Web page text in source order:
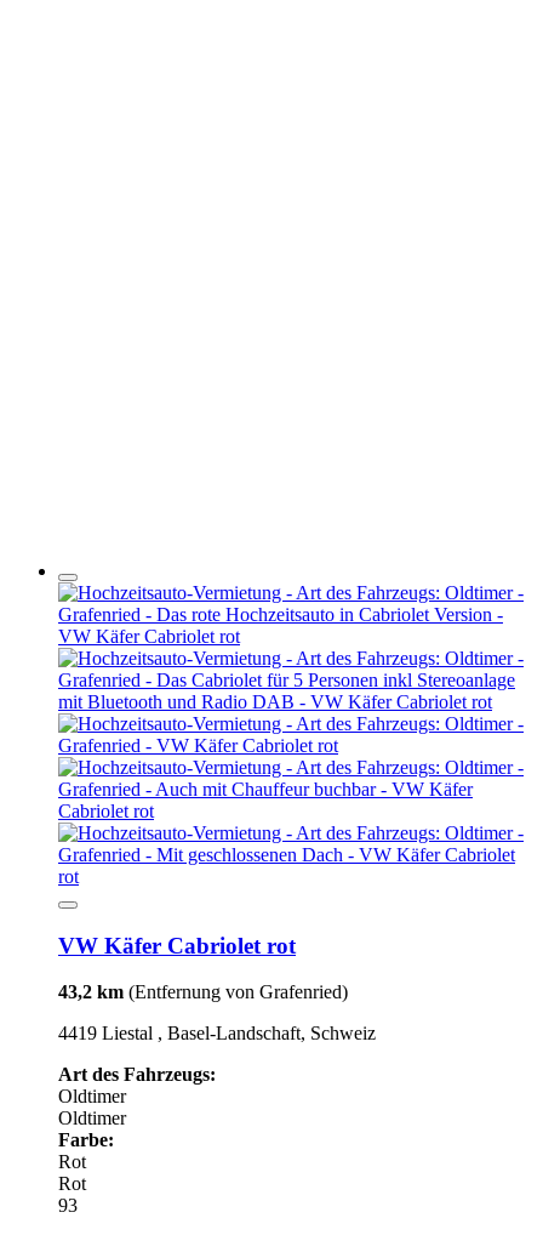
VW Käfer Cabriolet rot
43,2 km (Entfernung von Grafenried)
4419 Liestal , Basel-Landschaft, Schweiz
Art des Fahrzeugs:
Oldtimer
Oldtimer
Farbe:
Rot
Rot
93